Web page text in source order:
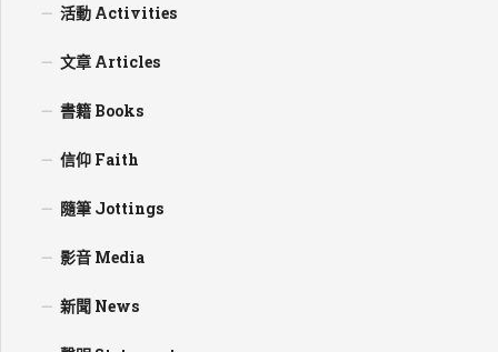
活動 Activities
文章 Articles
書籍 Books
信仰 Faith
隨筆 Jottings
影音 Media
新聞 News